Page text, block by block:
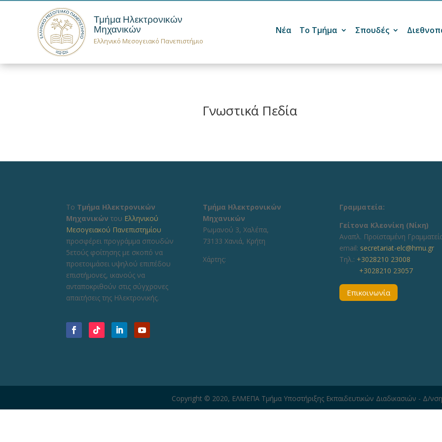
Τμήμα Ηλεκτρονικών
Μηχανικών
Ελληνικό Μεσογειακό Πανεπιστήμιο
Νέα Το Τμήμα Σπουδές
Γνωστικά Πεδία
Το Τμήμα Ηλεκτρονικών
Μηχανικώντου Ελληνικού
Μεσογειακού Πανεπιστημίου
προσφέρει προγράμμα σπουδών
5ετούς φοίτησης με σκοπό να
προετοιμάσει υψηλού επιπέδου
επιστήμονες, ικανούς να
ανταποκριθούν στις σύγχρονες
απαιτήσεις της Ηλεκτρονικής.
Τμήμα Ηλεκτρονικών
Μηχανικών
Ρωμανού 3, Χαλέπα,
73133 Χανιά, Κρήτη
Χάρτης:
Γραμματεία:
Γείτονα Κλεονίκη (Νίκη)
Aναπλ. Προϊσταμένη
email: secretariat-elc@hmu.gr
Τηλ.: +3028210 23008
+3028210 23057
Επικοινωνία
Copyright © 2020, ΕΛΜΕΠΑ Τμήμα Υποστήριξης Εκπαιδευτικών Διαδικασιών - Δ/